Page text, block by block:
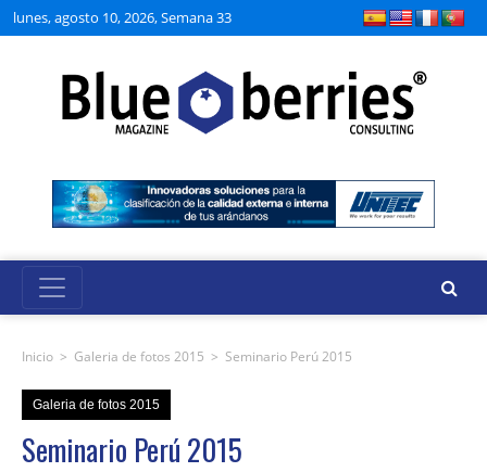
lunes, agosto 10, 2026, Semana 33
Inicio > Galeria de fotos 2015 > Seminario Perú 2015
Galeria de fotos 2015
Seminario Perú 2015